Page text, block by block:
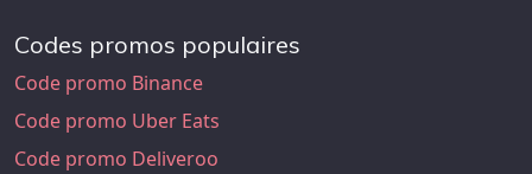
Codes promos populaires
Code promo Binance
Code promo Uber Eats
Code promo Deliveroo